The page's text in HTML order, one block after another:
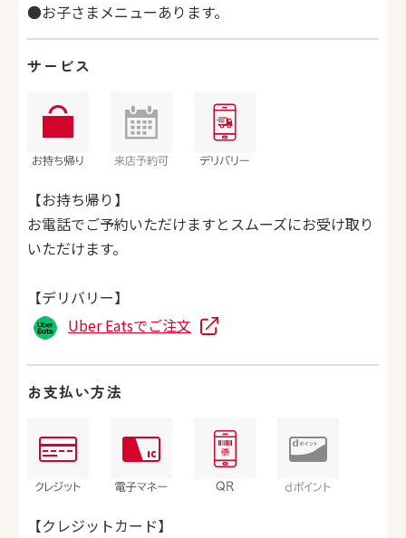
●お子さまメニューあります。
サービス
【お持ち帰り】
お電話でご予約いただけますとスムーズにお受け取り
いただけます。
【デリバリー】
Uber Eatsでご注文
お支払い方法
【クレジットカード】